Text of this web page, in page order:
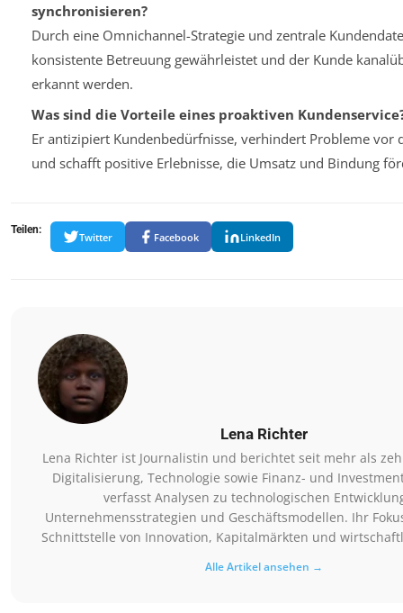
synchronisieren?
Durch eine Omnichannel-Strategie und zentrale
konsistente Betreuung gewährleistet und der Kunde
erkannt werden.
Was sind die Vorteile eines proaktiven
Er antizipiert Kundenbedürfnisse, verhindert Probleme vor
und schafft positive Erlebnisse, die Umsatz und Bindung
Teilen:
Twitter Facebook LinkedIn
Lena Richter
Lena Richter ist Journalistin und berichtet seit mehr als
Digitalisierung, Technologie sowie Finanz- und
verfasst Analysen zu technologischen
Unternehmensstrategien und Geschäftsmodellen. Ihr
Schnittstelle von Innovation, Kapitalmärkten und
Alle Artikel ansehen →